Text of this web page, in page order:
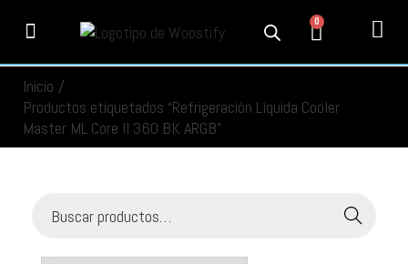
0
Inicio /
Productos etiquetados “Refrigeración Líquida Cooler
Master ML Core II 360 BK ARGB”
Buscar